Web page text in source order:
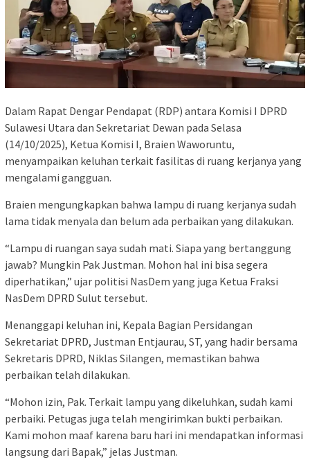
Dalam Rapat Dengar Pendapat (RDP) antara Komisi I DPRD
Sulawesi Utara dan Sekretariat Dewan pada Selasa
(14/10/2025), Ketua Komisi I, Braien Waworuntu,
menyampaikan keluhan terkait fasilitas di ruang kerjanya yang
mengalami gangguan.
Braien mengungkapkan bahwa lampu di ruang kerjanya sudah
lama tidak menyala dan belum ada perbaikan yang dilakukan.
“Lampu di ruangan saya sudah mati. Siapa yang bertanggung
jawab? Mungkin Pak Justman. Mohon hal ini bisa segera
diperhatikan,” ujar politisi NasDem yang juga Ketua Fraksi
NasDem DPRD Sulut tersebut.
Menanggapi keluhan ini, Kepala Bagian Persidangan
Sekretariat DPRD, Justman Entjaurau, ST, yang hadir bersama
Sekretaris DPRD, Niklas Silangen, memastikan bahwa
perbaikan telah dilakukan.
“Mohon izin, Pak. Terkait lampu yang dikeluhkan, sudah kami
perbaiki. Petugas juga telah mengirimkan bukti perbaikan.
Kami mohon maaf karena baru hari ini mendapatkan informasi
langsung dari Bapak,” jelas Justman.